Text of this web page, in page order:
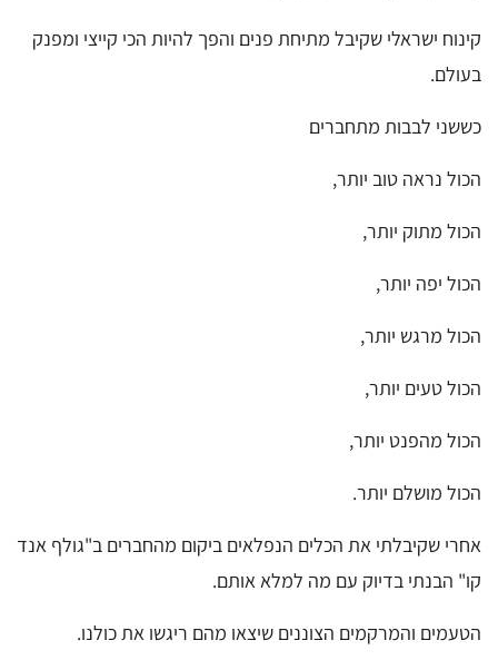
קינוח ישראלי שקיבל מתיחת פנים והפך להיות הכי קייצי ומפנק
בעולם.
כששני לבבות מתחברים
הכול נראה טוב יותר,
הכול מתוק יותר,
הכול יפה יותר,
הכול מרגש יותר,
הכול טעים יותר,
הכול מהפנט יותר,
הכול מושלם יותר.
אחרי שקיבלתי את הכלים הנפלאים ביקום מהחברים ב"גולף אנד
קו" הבנתי בדיוק עם מה למלא אותם.
הטעמים והמרקמים הצוננים שיצאו מהם ריגשו את כולנו.